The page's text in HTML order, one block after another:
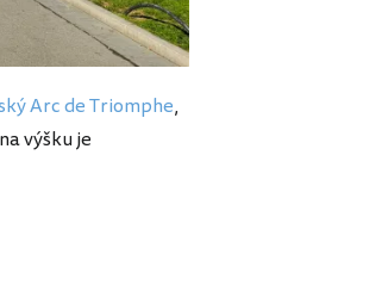
Arc de Triomphe,
výšku je